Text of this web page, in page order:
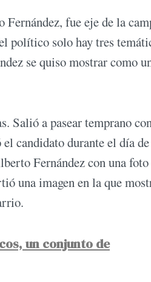
fue eje de la
político solo hay tres
se quiso mostrar como
Salió a pasear temprano
candidato durante el día
Fernández con una foto
una imagen en la que
un conjunto de